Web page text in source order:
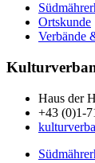
Ortskunde
Verbände
Haus der
+43 (0)1-